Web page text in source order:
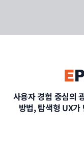
PORTFOLIO
E
사용자 경험 중심의
방법, 탐색형 UX가